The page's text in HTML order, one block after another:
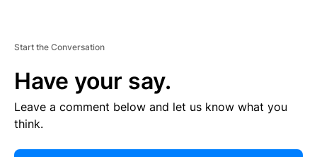
Start the Conversation
Have your say.
Leave a comment below and let us know what you
think.